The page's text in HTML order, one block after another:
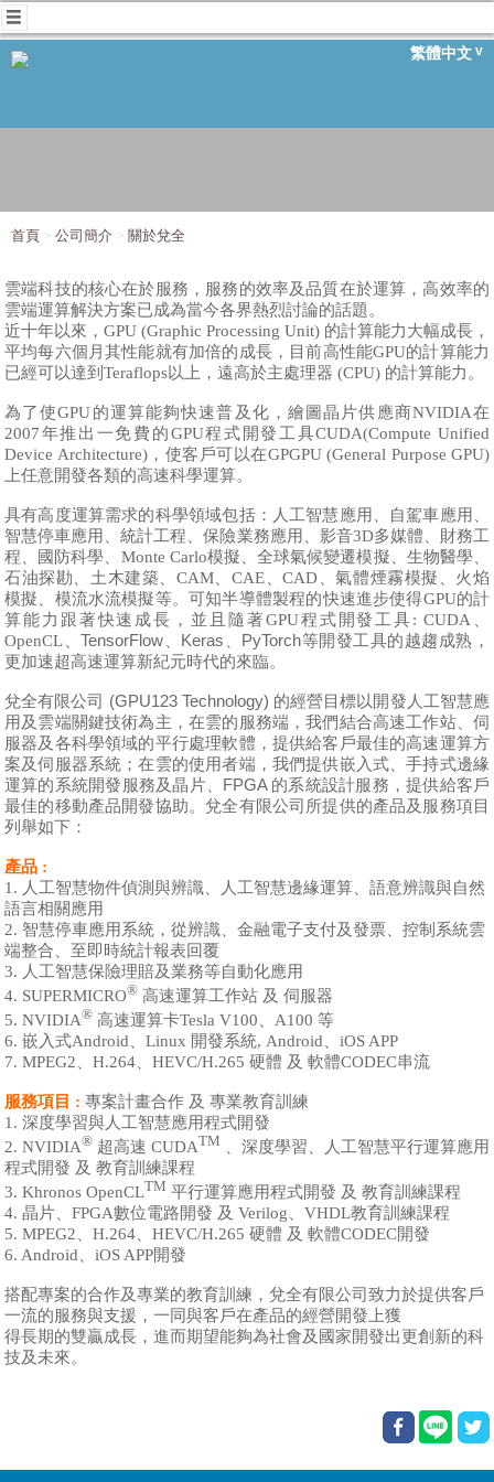
繁體中文
首頁 公司簡介 關於兌全
雲端科技的核心在於服務，服務的效率及品質在於運算，高效率的
雲端運算解決方案已成為當今各界熱烈討論的話題。
近十年以來，GPU (Graphic Processing Unit) 的計算能力大幅成長，
平均每六個月其性能就有加倍的成長，目前高性能GPU的計算能力
已經可以達到Teraflops以上，遠高於主處理器 (CPU) 的計算能力。
為了使GPU的運算能夠快速普及化，繪圖晶片供應商NVIDIA在
2007年推出一免費的GPU程式開發工具CUDA(Compute Unified
Device Architecture)，使客戶可以在GPGPU (General Purpose GPU)
上任意開發各類的高速科學運算。
具有高度運算需求的科學領域包括：人工智慧應用、自駕車應用 、
智慧停車應用 、統計工程、保險業務應用 、 影音3D多媒體、財務工
程、
國防科學、Monte Carlo模擬、全球氣候變遷模擬、生物醫學、
石油探勘、土木建築、CAM、CAE、CAD、氣體煙霧模擬、火焰
模擬、模流水流模擬等。可知半導體製程的快速進步使得GPU的計
算能力跟著快速成長，並且隨著GPU程式開發工具: CUDA
OpenCL 、TensorFlow 、Keras 、PyTorch等開發工具的越趨成熟，
更加速超高速運算新紀元時代的來臨。
兌全有限公司 (GPU123 Technology) 的經營目標以開發人工智慧應
用及雲端關鍵技術為主，在雲的服務端，我們結合高速工作站、伺
服器及各科學領域的平行處理軟體，提供給客戶最佳的高速運算方
案及伺服器系統；在雲的使用者端，我們提供嵌入式、手持式邊緣
運算的系統開發服務及晶片、FPGA 的系統設計服務，提供給客戶
最佳的移動產品開發協助。兌全有限公司所提供的產品及服務項目
列舉如下：
產品 :
1. 人工智慧物件偵測與辨識、 人工智慧邊緣運算、語意辨識與自然
語言相關應用
2. 智慧停車應用系統 ，從辨識、金融電子支付及發票、控制系統雲
端整合、至即時統計報表回覆
3. 人工智慧保險理賠及業務等自動化應用
4. SUPERMICRO® 高速運算工作站 及 伺服器
5. NVIDIA® 高速運算卡Tesla V100、A100 等
6. 嵌入式Android、Linux 開發系統, Android、iOS APP
7. MPEG2、H.264、HEVC/H.265 硬體 及 軟體CODEC串流
服務項目 : 專案計畫合作 及 專業教育訓練
1. 深度學習與人工智慧應用程式開發
2. NVIDIA® 超高速 CUDATM 、深度學習、人工智慧平行運算應用
程式開發 及 教育訓練課程
3. Khronos OpenCLTM 平行運算應用程式開發 及 教育訓練課程
4. 晶片、FPGA數位電路開發 及 Verilog、VHDL教育訓練課程
5. MPEG2、H.264、HEVC/H.265 硬體 及 軟體CODEC開發
6. Android、iOS APP開發
搭配專案的合作及專業的教育訓練，兌全有限公司致力於提供客戶
一流的服務與支援，一同與客戶在產品的經營開發上獲
得長期的雙贏成長，進而期望能夠為社會及國家開發出更創新的科
技及未來。